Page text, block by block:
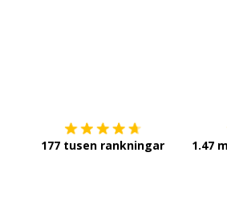
177 tusen rankningar 1.47